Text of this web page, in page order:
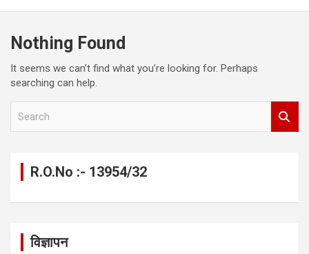
Nothing Found
It seems we can’t find what you’re looking for. Perhaps
searching can help.
R.O.No :- 13954/32
विज्ञापन